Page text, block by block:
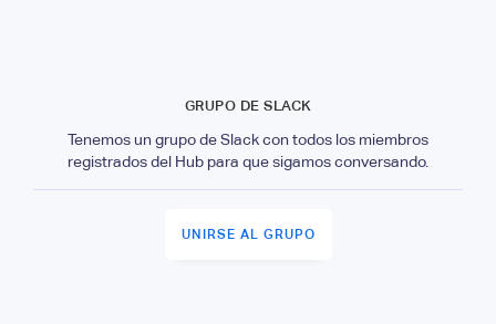
GRUPO DE SLACK
Tenemos un grupo de Slack con todos los miembros
registrados del Hub para que sigamos conversando.
UNIRSE AL GRUPO